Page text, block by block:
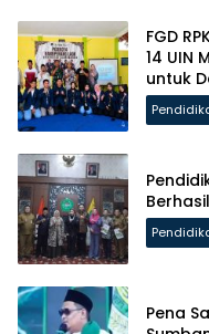
FGD
14 UIN
untuk
Pena